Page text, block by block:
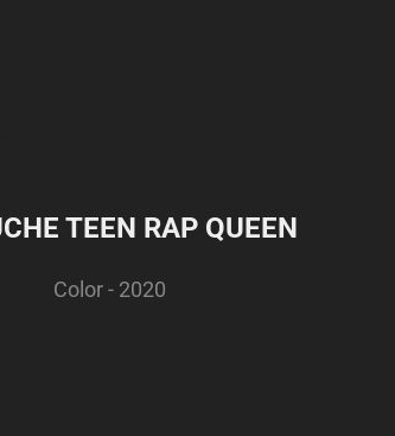
TEEN RAP QUEEN
Color - 2020